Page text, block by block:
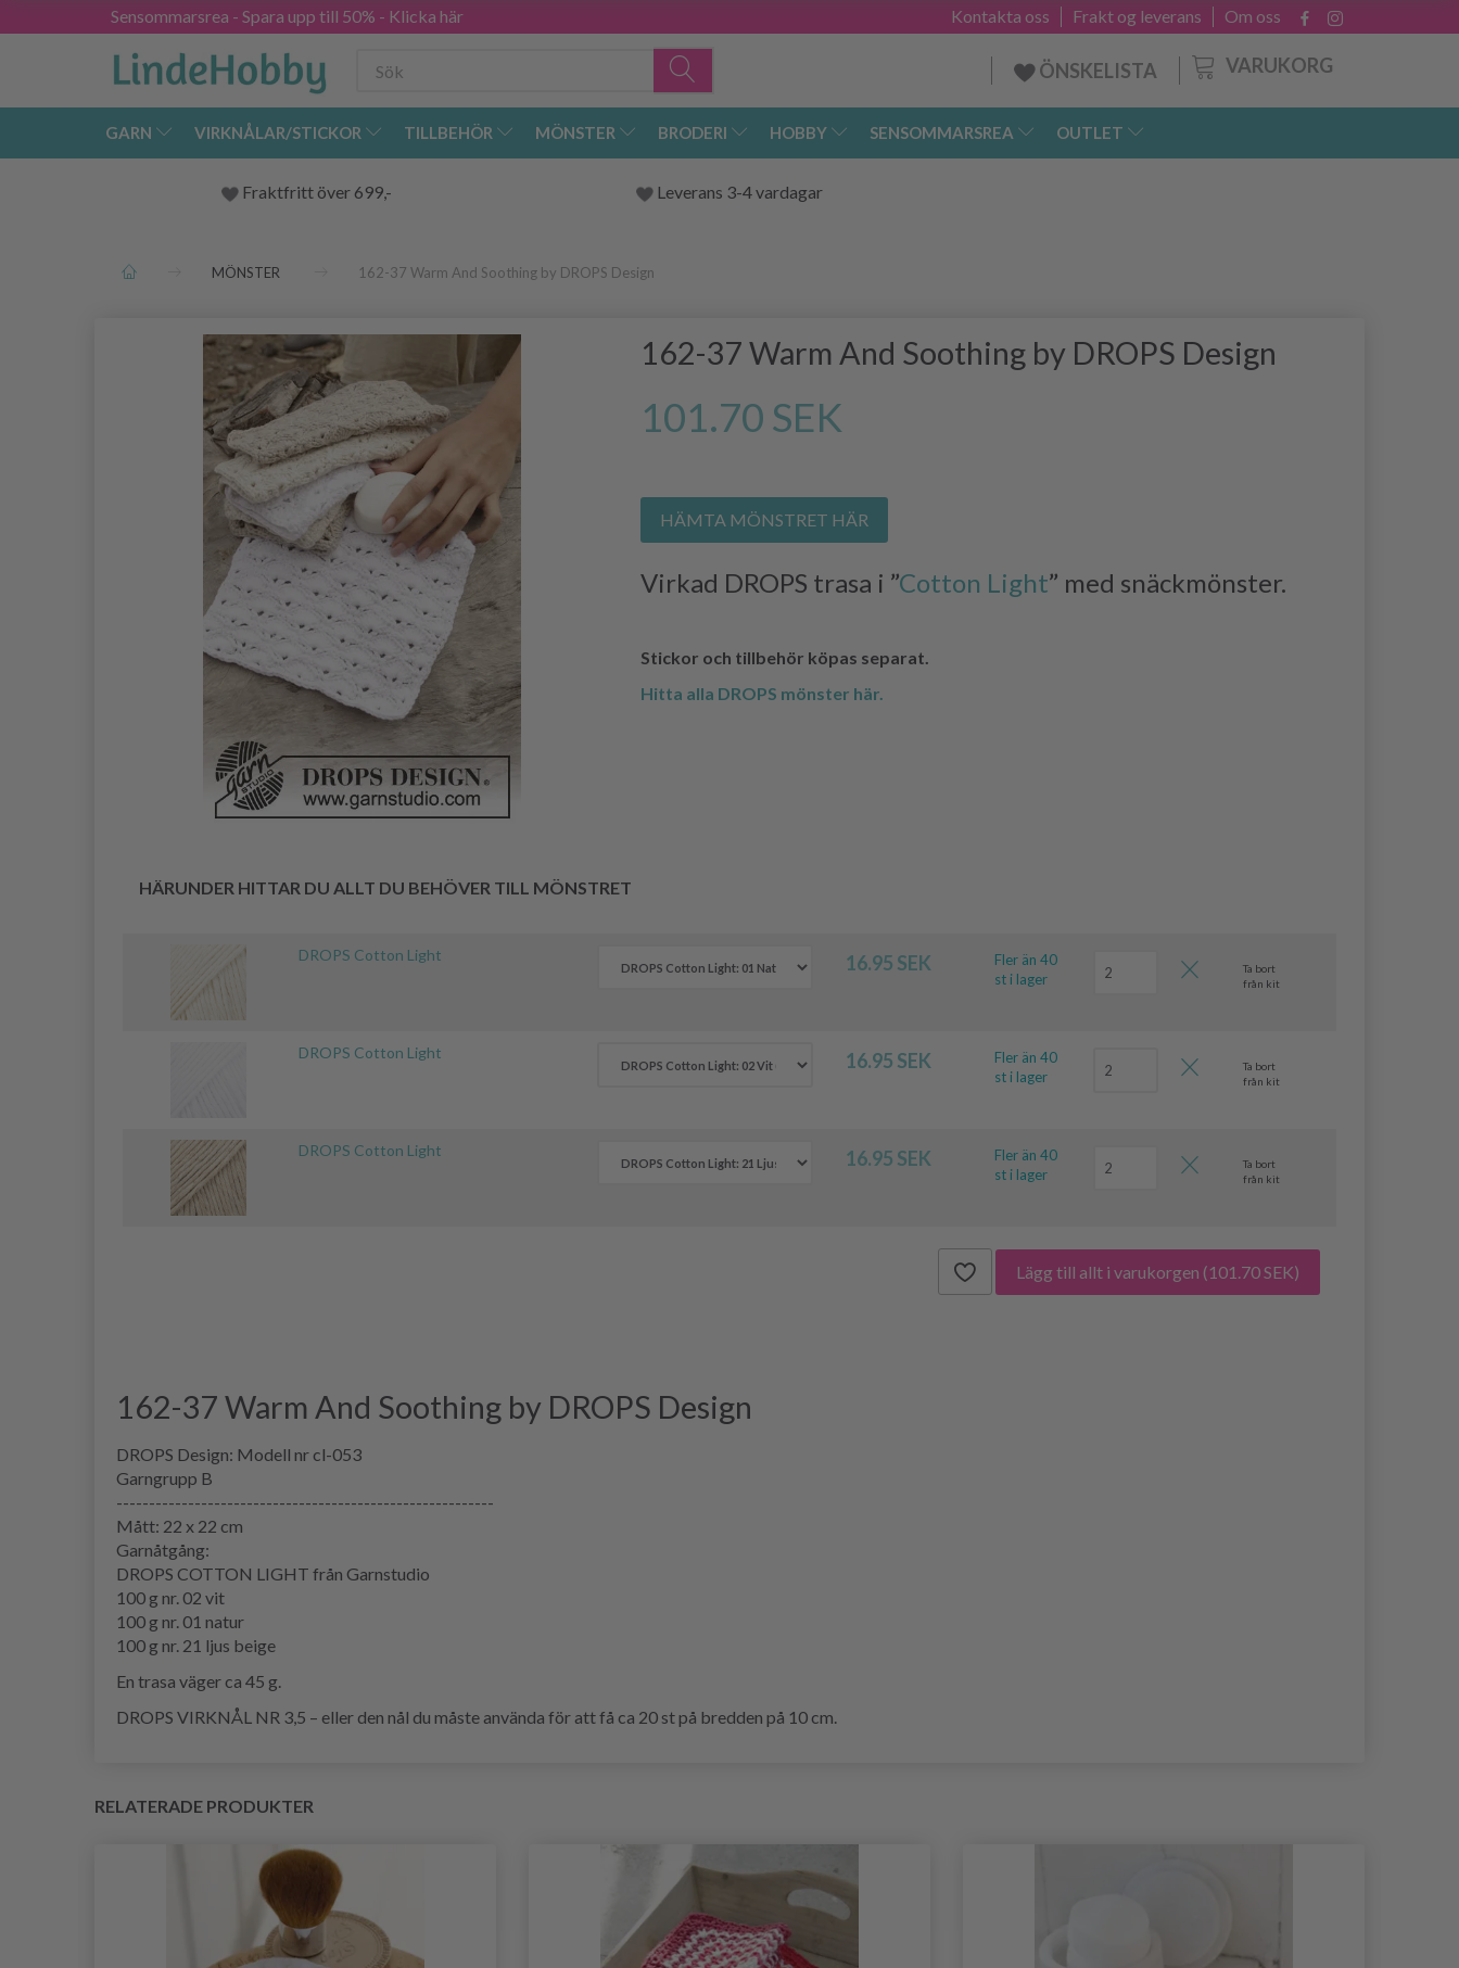
Sensommarsrea - Spara upp till 50% - Klicka här Om oss
Frakt og leverans
Kontakta oss
VARUKORG
ÖNSKELISTA
GARN VIRKNÅLAR/STICKOR TILLBEHÖR MÖNSTER BRODERI HOBBY SENSOMMARSREA OUTLET
Fraktfritt över 699,- Leverans 3-4 vardagar
MÖNSTER 162-37 Warm And Soothing by DROPS Design
162-37 Warm And Soothing by DROPS Design
101.70 SEK
HÄMTA MÖNSTRET HÄR
Virkad DROPS trasa i ”Cotton Light” med snäckmönster.
Stickor och tillbehör köpas separat.
Hitta alla DROPS mönster här.
HÄRUNDER HITTAR DU ALLT DU BEHÖVER TILL MÖNSTRET
DROPS Cotton Light 16.95 SEK
Fler än 40
st i lager
Ta bort
från kit
DROPS Cotton Light 16.95 SEK
Fler än 40
st i lager
Ta bort
från kit
DROPS Cotton Light 16.95 SEK
Fler än 40
st i lager
Ta bort
från kit
Lägg till allt i varukorgen (101.70 SEK)
162-37 Warm And Soothing by DROPS Design
DROPS Design: Modell nr cl-053
Garngrupp B
----------------------------------------------------------
Mått: 22 x 22 cm
Garnåtgång:
DROPS COTTON LIGHT från Garnstudio
100 g nr. 02 vit
100 g nr. 01 natur
100 g nr. 21 ljus beige
En trasa väger ca 45 g.
DROPS VIRKNÅL NR 3,5 – eller den nål du måste använda för att få ca 20 st på bredden på 10 cm.
RELATERADE PRODUKTER